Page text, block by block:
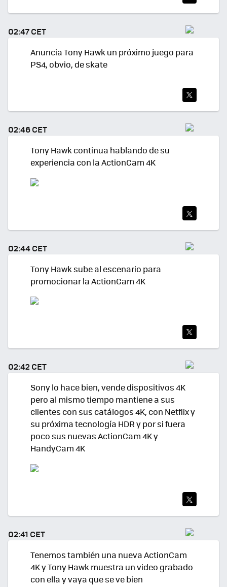
TEA
R
02:47 CET
Anuncia Tony Hawk un próximo juego para
PS4, obvio, de skate
TEA
R
02:46 CET
Tony Hawk continua hablando de su
experiencia con la ActionCam 4K
TEA
R
02:44 CET
Tony Hawk sube al escenario para
promocionar la ActionCam 4K
TWI
TEA
R
02:42 CET
Sony lo hace bien, vende dispositivos 4K
pero al mismo tiempo mantiene a sus
clientes con sus catálogos 4K, con Netflix y
su próxima tecnología HDR y por si fuera
poco sus nuevas ActionCam 4K y
HandyCam 4K
TEA
R
02:41 CET
Tenemos también una nueva ActionCam
4K y Tony Hawk muestra un video grabado
con ella y vaya que se ve bien